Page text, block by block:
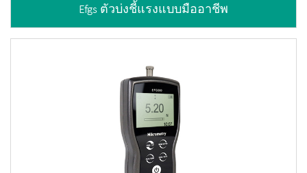
Efgs ตัวบ่งชี้แรงแบบมืออาชีพ